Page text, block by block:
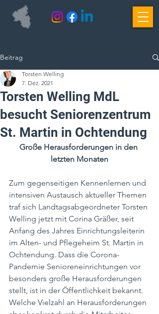
Beitrag
Torsten Welling MdL
besucht Seniorenzentrum
St. Martin in Ochtendung
Torsten Welling
7. Dez. 2021
Große Herausforderungen in den
letzten Monaten
Zum gegenseitigen Kennenlernen und
intensiven Austausch aktueller Themen
traf sich Landtagsabgeordneter Torsten
Welling jetzt mit Corina Gräßer, seit
Anfang des Jahres Einrichtungsleiterin
im Alten- und Pflegeheim St. Martin in
Ochtendung. Dass die Corona-
Pandemie Senioreneinrichtungen vor
besonders große Herausforderungen
stellt, ist in der Öffentlichkeit bekannt.
Welche Vielzahl an Herausforderungen